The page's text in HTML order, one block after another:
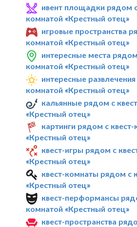
ивент площадки рядом
комнатой «Крестный отец»
игровые пространства
комнатой «Крестный отец»
интересные места
комнатой «Крестный отец»
интересные
комнатой «Крестный отец»
кальянные рядом с
«Крестный отец»
картинги рядом с
«Крестный отец»
квест-игры рядом с
«Крестный отец»
квест-комнаты рядом с
«Крестный отец»
квест-перформансы
комнатой «Крестный отец»
квест-пространства